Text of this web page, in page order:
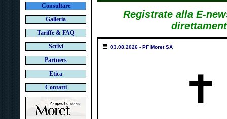
Consultare
Galleria
Tariffe & FAQ
Scrivi
Partners
Etica
Contatti
Registrate alla E-
03.08.2026 - PF Moret SA